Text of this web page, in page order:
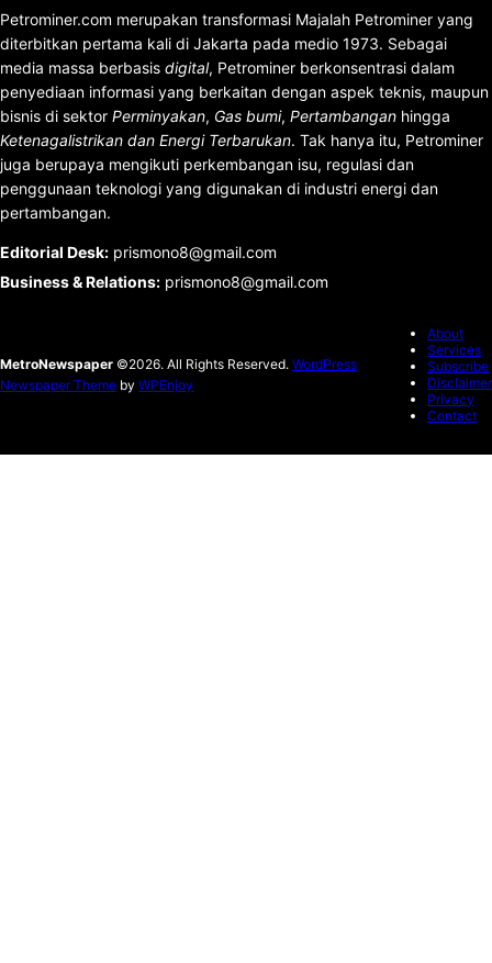
Petrominer.com merupakan transformasi Majalah Petrominer yang
diterbitkan pertama kali di Jakarta pada medio 1973. Sebagai
media massa berbasis digital, Petrominer berkonsentrasi dalam
penyediaan informasi yang berkaitan dengan aspek teknis, maupun
bisnis di sektor Perminyakan, Gas bumi, Pertambangan hingga
Ketenagalistrikan dan Energi Terbarukan. Tak hanya itu, Petrominer
juga berupaya mengikuti perkembangan isu, regulasi dan
penggunaan teknologi yang digunakan di industri energi dan
pertambangan.
Editorial Desk: prismono8@gmail.com
Business & Relations: prismono8@gmail.com
MetroNewspaper ©2026. All Rights Reserved. WordPress
Newspaper Theme by WPEnjoy
About
Services
Subscribe
Disclaimer
Privacy
Contact